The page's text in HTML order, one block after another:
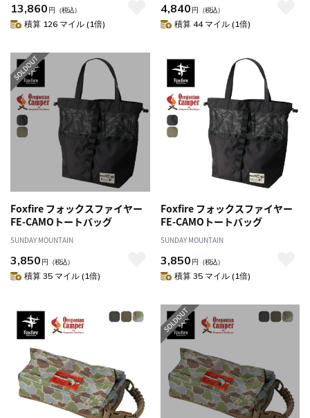
13,860 円 （税込）
積算 126 マイル (1倍)
4,840 円 （税込）
積算 44 マイル (1倍)
Foxfire フォックスファイヤー
FE-CAMOトートバッグ
SUNDAY MOUNTAIN
3,850 円 （税込）
積算 35 マイル (1倍)
Foxfire フォックスファイヤー
FE-CAMOトートバッグ
SUNDAY MOUNTAIN
3,850 円 （税込）
積算 35 マイル (1倍)